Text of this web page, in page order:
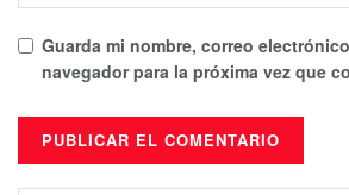
Guarda mi nombre, correo
navegador para la próxima vez que